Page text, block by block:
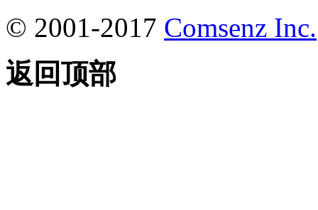
© 2001-2017 Comsenz Inc.
返回顶部